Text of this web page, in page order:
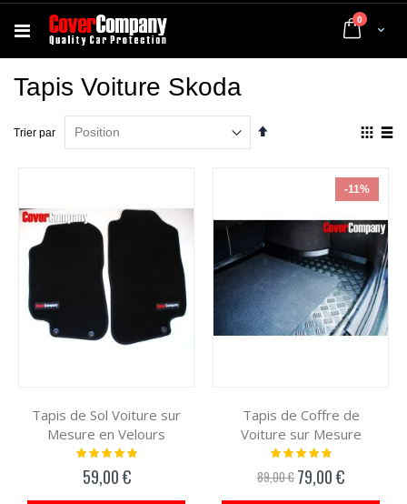
Cart
0 articles
Tapis Voiture Skoda
Trier par
Par
Tapis de Sol Voiture sur
Mesure en Velours
Notation:
59,00 €
-11%
Tapis de Coffre de
Voiture sur Mesure
Notation:
89,00 € Prix
spécial
79,00 €